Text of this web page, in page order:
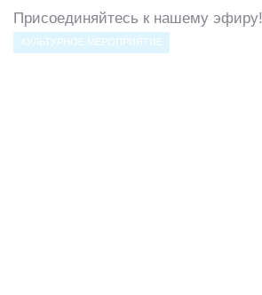
Присоединяйтесь к нашему эфиру!
КУЛЬТУРНОЕ МЕРОПРИЯТИЕ